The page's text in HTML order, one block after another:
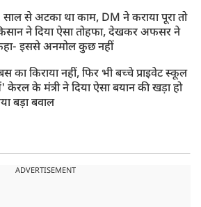
साल से अटका था काम, DM ने कराया पूरा तो
ने दिया ऐसा तोहफा, देखकर अफसर ने
इससे अनमोल कुछ नहीं
का किराया नहीं, फिर भी बच्चे प्राइवेट स्कूल
केरल के मंत्री ने दिया ऐसा बयान की खड़ा हो
बड़ा बवाल
ADVERTISEMENT